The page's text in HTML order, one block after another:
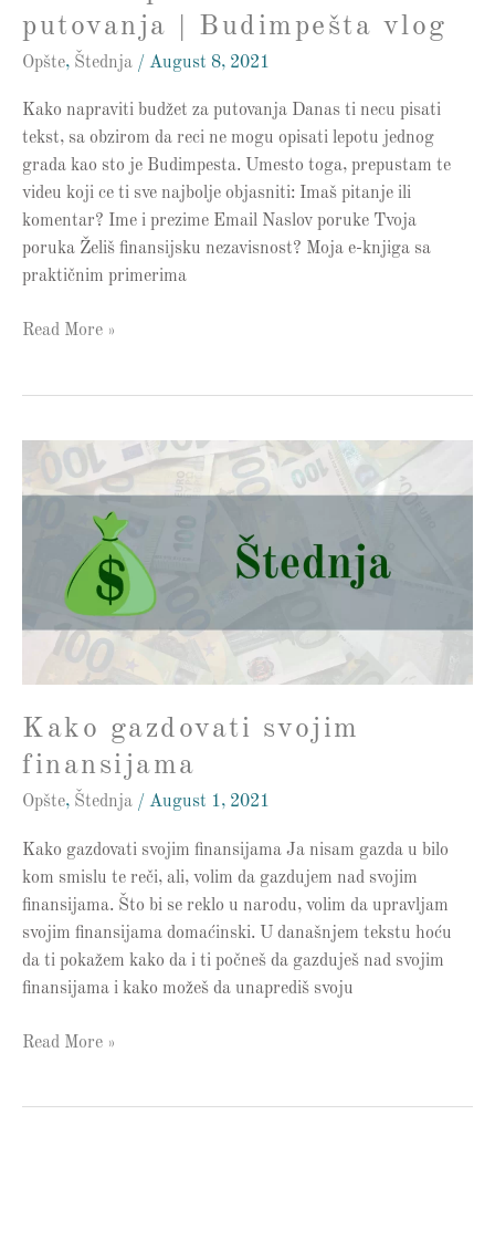
putovanja | Budimpešta vlog
Opšte, Štednja / August 8, 2021
Kako napraviti budžet za putovanja Danas ti necu pisati
tekst, sa obzirom da reci ne mogu opisati lepotu jednog
grada kao sto je Budimpesta. Umesto toga, prepustam te
videu koji ce ti sve najbolje objasniti: Imaš pitanje ili
komentar? Ime i prezime Email Naslov poruke Tvoja
poruka Želiš finansijsku nezavisnost? Moja e-knjiga sa
praktičnim primerima
Read More »
Kako gazdovati svojim
finansijama
Opšte, Štednja / August 1, 2021
Kako gazdovati svojim finansijama Ja nisam gazda u bilo
kom smislu te reči, ali, volim da gazdujem nad svojim
finansijama. Što bi se reklo u narodu, volim da upravljam
svojim finansijama domaćinski. U današnjem tekstu hoću
da ti pokažem kako da i ti počneš da gazduješ nad svojim
finansijama i kako možeš da unaprediš svoju
gazdovati
finansijama
Read More »